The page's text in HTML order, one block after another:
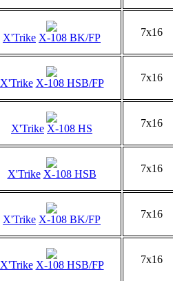
X'Trike X-108 BK/FP 7x16
X'Trike X-108 HSB/FP 7x16
X'Trike X-108 HS 7x16
X'Trike X-108 HSB 7x16
X'Trike X-108 BK/FP 7x16
X'Trike X-108 HSB/FP 7x16